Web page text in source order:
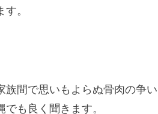
。
間で思いもよらぬ骨肉の争い
も良く聞きます。